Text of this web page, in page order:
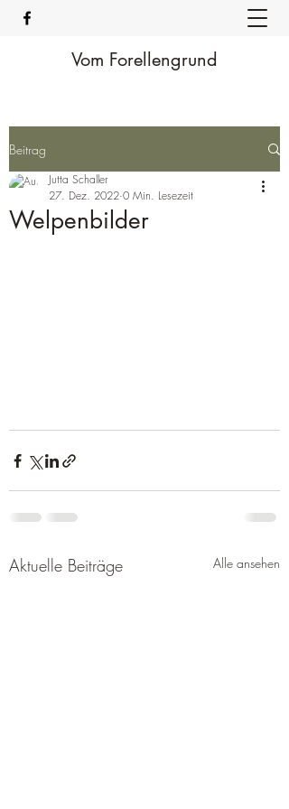
Vom Forellengrund
Beitrag
Welpenbilder
Jutta Schaller
27. Dez. 2022 0 Min. Lesezeit
Aktuelle Beiträge Alle ansehen